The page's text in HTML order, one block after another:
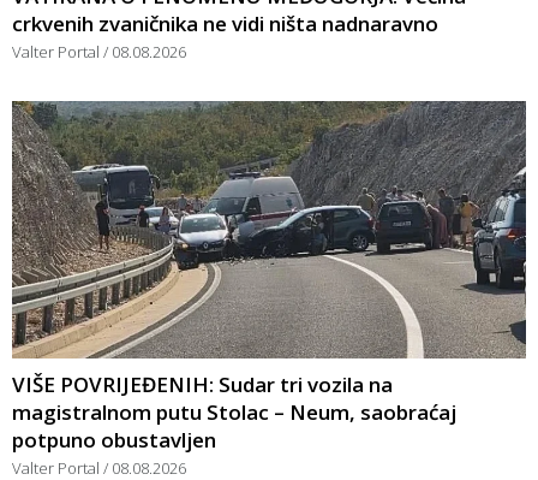
crkvenih zvaničnika ne vidi ništa nadnaravno
Valter Portal 08.08.2026
VIŠE POVRIJEĐENIH: Sudar tri vozila na
magistralnom putu Stolac – Neum, saobraćaj
potpuno obustavljen
Valter Portal 08.08.2026